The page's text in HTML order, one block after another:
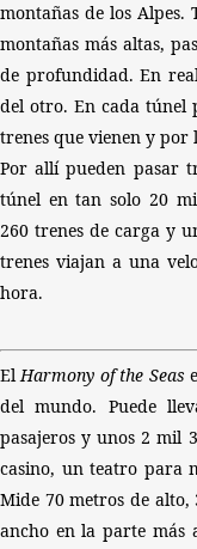
montañas de los Alpes.
montañas más altas,
de profundidad. En
del otro. En cada túnel
trenes que vienen y por
Por allí pueden pasar
túnel en tan solo 20
260 trenes de carga y
trenes viajan a una
hora.
ElHarmony of the Seas
del mundo. Puede
pasajeros y unos 2 mil
casino, un teatro para
Mide 70 metros de alto,
ancho en la parte más